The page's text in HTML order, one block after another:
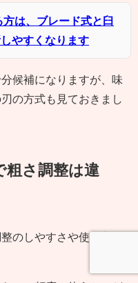
は、ブレード式と臼
やすくなります
候補になりますが、味
の方式も見ておきまし
粗さ調整は違
のしやすさや使い方が